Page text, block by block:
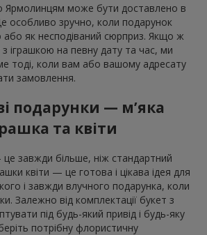
Ярмолинцям може бути доставлено в
особливо зручно, коли подарунок
або як несподіваний сюрприз. Якщо ж
іграшкою на певну дату та час, ми
тоді, коли вам або вашому адресату
замовлення.
подарунки — м’яка
та квіти
завжди більше, ніж стандартний
квіти — це готова і цікава ідея для
і завжди влучного подарунка, коли
Залежно від комплектації букет з
під будь-який привід і будь-яку
потрібну флористичну